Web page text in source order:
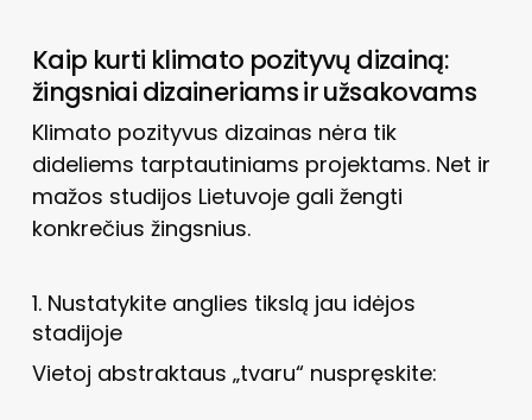
Kaip kurti klimato pozityvų dizainą:
žingsniai dizaineriams ir užsakovams
Klimato pozityvus dizainas nėra tik
dideliems tarptautiniams projektams. Net ir
mažos studijos Lietuvoje gali žengti
konkrečius žingsnius.
1. Nustatykite anglies tikslą jau idėjos
stadijoje
Vietoj abstraktaus „tvaru“ nuspręskite: